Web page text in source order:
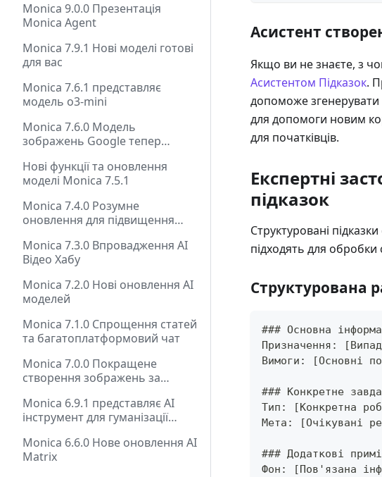
Monica 9.0.0 Презентація
Monica Agent
Monica 7.9.1 Нові моделі готові
для вас
Monica 7.6.1 представляє
модель o3-mini
Monica 7.6.0 Модель
зображень Google тепер
Нові функції та оновлення
моделі Monica 7.5.1
Monica 7.4.0 Розумне
оновлення для підвищення
Monica 7.3.0 Впровадження AI
Відео Хабу
Monica 7.2.0 Нові оновлення AI
моделей
Monica 7.1.0 Спрощення статей
та багатоплатформовий чат
Monica 7.0.0 Покращене
створення зображень за
інтерфейс!
Monica 6.9.1 представляє AI
інструмент для гуманізації
помічника для написання!
Monica 6.6.0 Нове оновлення AI
Matrix
Асистент
Якщо ви не знаєте, з
Асистентом Підказок.
допоможе згенерувати
для допомоги новим
для початківців.
Експертні
підказок
Структуровані
підходять для обробки
Структурована
### Основна
Призначення:
Вимоги: [Основні
### Конкретне
Тип: [Конкретна
Мета: [Очікувані
### Додаткові
Фон: [Пов'язана